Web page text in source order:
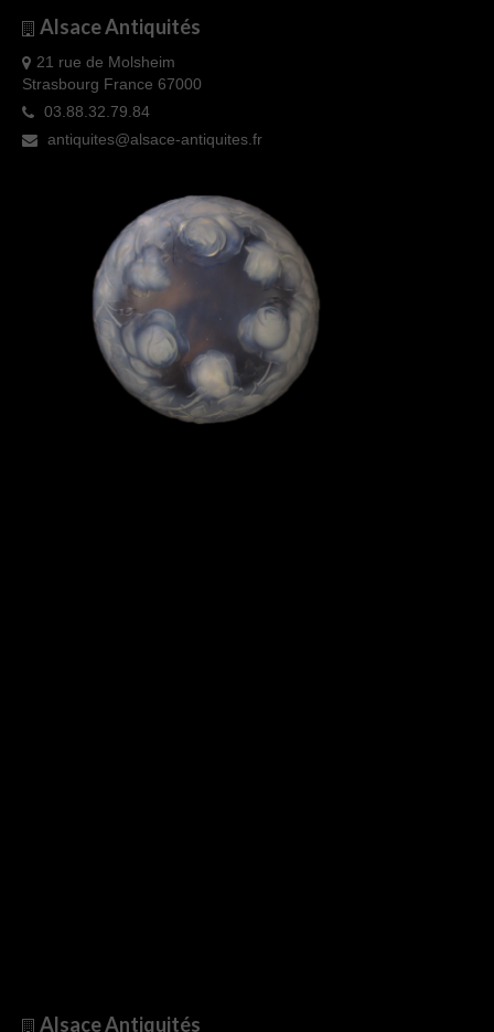
Alsace Antiquités
21 rue de Molsheim
Strasbourg France 67000
03.88.32.79.84
antiquites@alsace-antiquites.fr
Alsace Antiquités